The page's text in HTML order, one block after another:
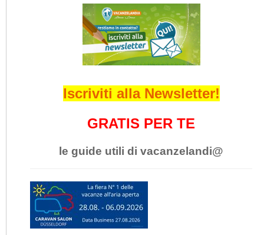
Iscriviti alla Newsletter!
GRATIS PER TE
le guide utili di vacanzelandi@